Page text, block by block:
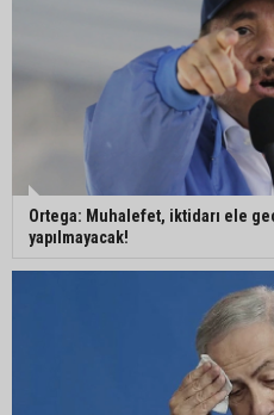
Ortega: Muhalefet, iktidarı ele
yapılmayacak!